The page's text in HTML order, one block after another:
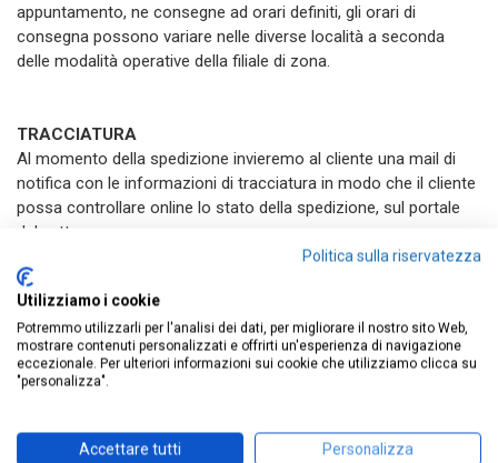
appuntamento, ne consegne ad orari definiti, gli orari di
consegna possono variare nelle diverse località a seconda
delle modalità operative della filiale di zona.
TRACCIATURA
Al momento della spedizione invieremo al cliente una mail di
notifica con le informazioni di tracciatura in modo che il cliente
possa controllare online lo stato della spedizione, sul portale
del vettore.
ASSENZA DEL DESTINATARIO
In caso di assenza del destinatario, il vettore lascerà un'avviso
ed effettuerà un secondo tentativo di consegna.
In caso di rientro della merce alla ns società, per assenza
Politica sulla riservatezza
Utilizziamo i cookie
Potremmo utilizzarli per l'analisi dei dati, per migliorare il nostro sito Web,
mostrare contenuti personalizzati e offrirti un'esperienza di navigazione
eccezionale. Per ulteriori informazioni sui cookie che utilizziamo clicca su
"personalizza".
Accettare tutti Personalizza